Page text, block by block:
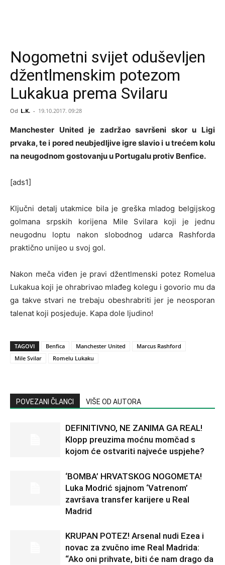
Nogometni svijet oduševljen
džentlmenskim potezom
Lukakua prema Svilaru
Od L.K. - 19.10.2017. 09:28
Manchester United je zadržao savršeni skor u Ligi
prvaka, te i pored neubjedljive igre slavio i u trećem kolu
na neugodnom gostovanju u Portugalu protiv Benfice.
[ads1]
Ključni detalj utakmice bila je greška mladog belgijskog
golmana srpskih korijena Mile Svilara koji je jednu
neugodnu loptu nakon slobodnog udarca Rashforda
praktično unijeo u svoj gol.
Nakon meča viđen je pravi džentlmenski potez Romelua
Lukakua koji je ohrabrivao mlađeg kolegu i govorio mu da
ga takve stvari ne trebaju obeshrabriti jer je neosporan
talenat koji posjeduje. Kapa dole ljudino!
TAGOVI Benfica Manchester United
Marcus Rashford
Mile Svilar
Romelu Lukaku
POVEZANI ČLANCI VIŠE OD AUTORA
DEFINITIVNO, NE ZANIMA GA REAL!
Klopp preuzima moćnu momčad s
kojom će ostvariti najveće uspjehe?
‘BOMBA’ HRVATSKOG NOGOMETA!
Luka Modrić sjajnom ‘Vatrenom’
završava transfer karijere u Real
Madrid
KRUPAN POTEZ! Arsenal nudi Ezea i
novac za zvučno ime Real Madrida:
“Ako oni prihvate, biti će nam drago da